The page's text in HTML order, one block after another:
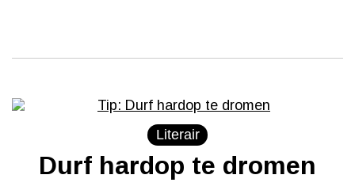
Literair
Durf hardop te dromen